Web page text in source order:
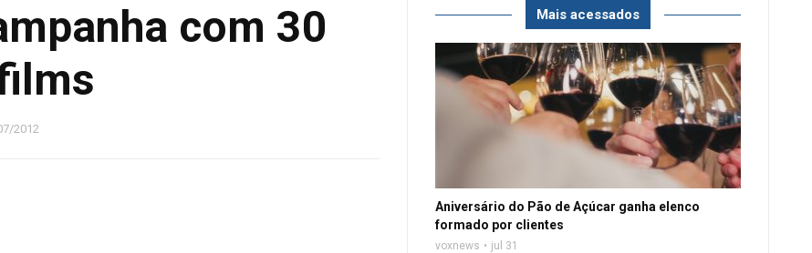
com 30
2012
Mais acessados
Aniversário do Pão de Açúcar ganha elenco
formado por clientes
voxnews jul 31